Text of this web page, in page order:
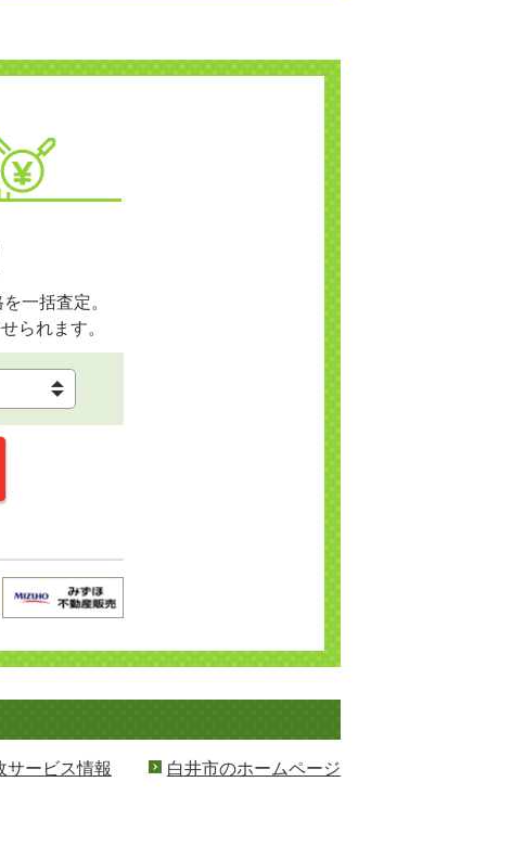
一括査定。
られます。
サービス情報 白井市のホームページ